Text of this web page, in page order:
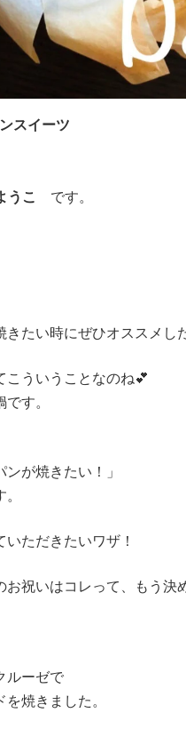
スイーツ
うこ です。
たい時にぜひオススメし
こういうことなのね💕
す。
ンが焼きたい！」
ただきたいワザ！
お祝いはコレって、もう決
ルーゼで
焼きました。